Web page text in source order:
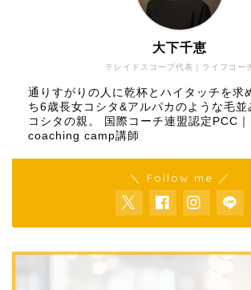
テレイドスコープ代表｜ライフコー
大下千恵
通りすがりの人に乾杯とハイタッチを求
ち6歳長女コシタ&アルパカのような毛並
コシタの親。 国際コーチ連盟認定PCC
coaching camp講師
＼ Follow me ／